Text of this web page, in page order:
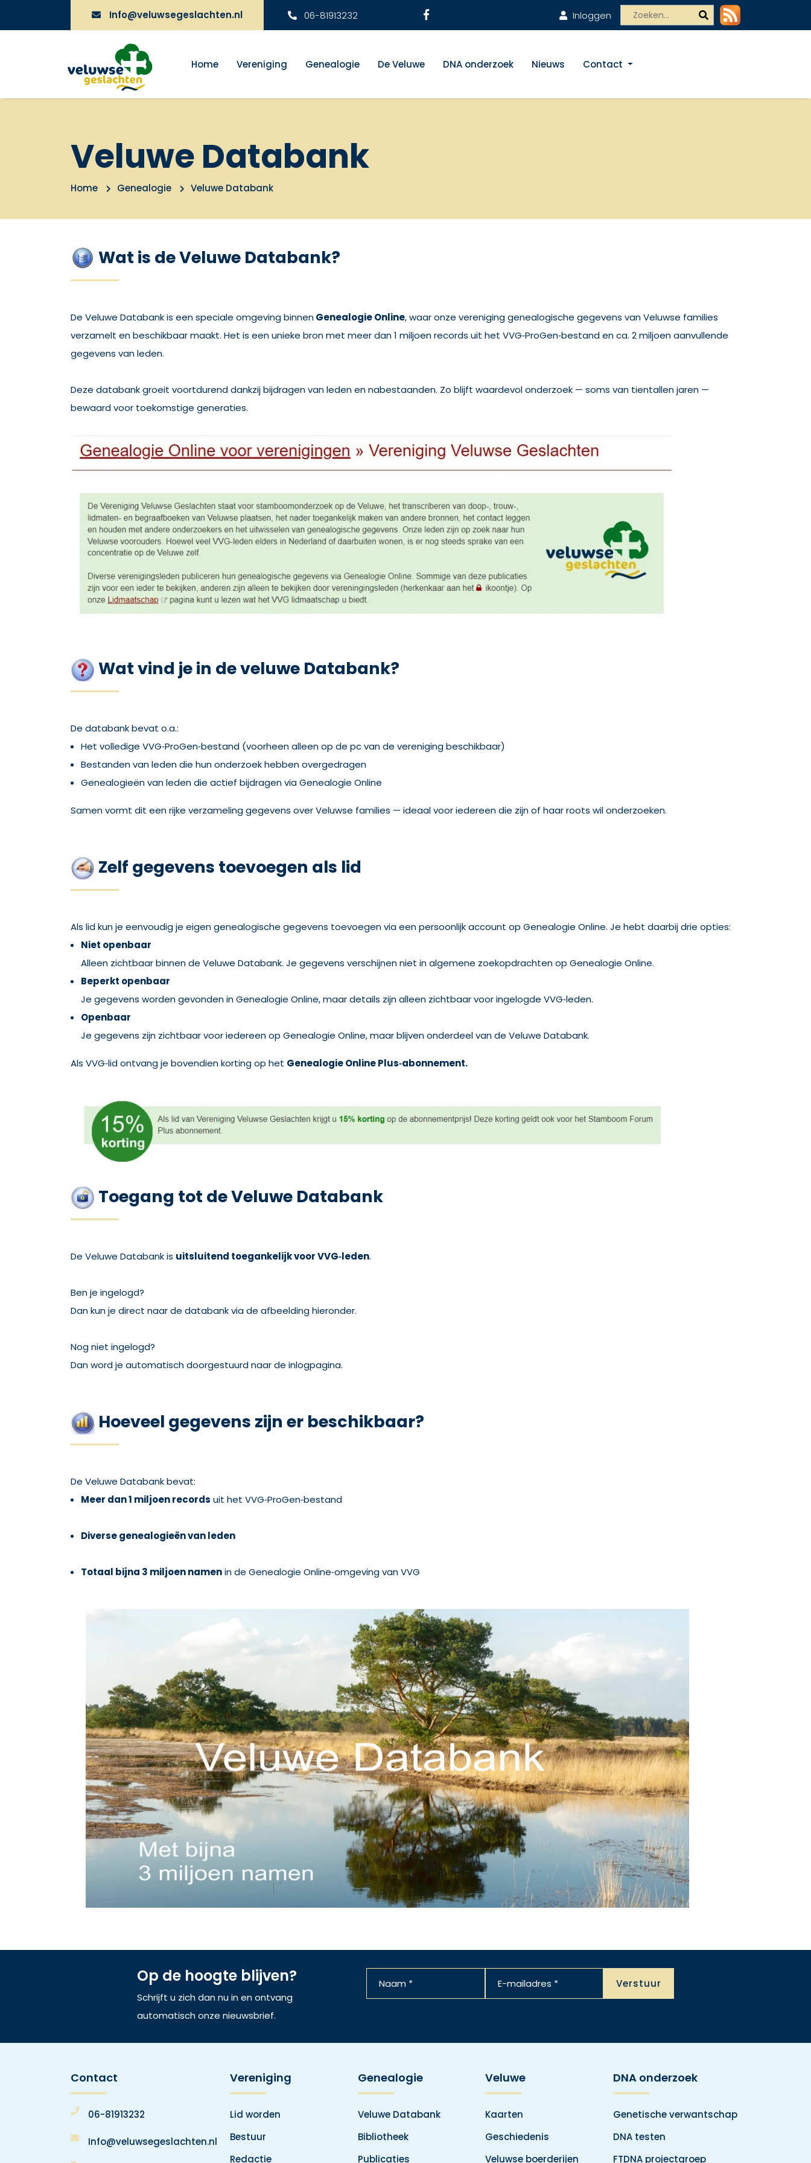
Info@veluwsegeslachten.nl 06-81913232 Inloggen
Home Vereniging Genealogie De Veluwe DNA onderzoek Nieuws Contact
Veluwe Databank
Home Genealogie Veluwe Databank
Wat is de Veluwe Databank?
De Veluwe Databank is een speciale omgeving binnenGenealogie Online, waar onze vereniging genealogische gegevens van Veluwse families
verzamelt en beschikbaar maakt. Het is een unieke bron met meer dan 1 miljoen records uit het VVG‑ProGen‑bestand en ca. 2 miljoen aanvullende
gegevens van leden.
Deze databank groeit voortdurend dankzij bijdragen van leden en nabestaanden. Zo blijft waardevol onderzoek — soms van tientallen jaren —
bewaard voor toekomstige generaties.
Wat vind je in de veluwe Databank?
De databank bevat o.a.:
Het volledige VVG‑ProGen‑bestand (voorheen alleen op de pc van de vereniging beschikbaar)
Bestanden van leden die hun onderzoek hebben overgedragen
Genealogieën van leden die actief bijdragen via Genealogie Online
Samen vormt dit een rijke verzameling gegevens over Veluwse families — ideaal voor iedereen die zijn of haar roots wil onderzoeken.
Zelf gegevens toevoegen als lid
Als lid kun je eenvoudig je eigen genealogische gegevens toevoegen via een persoonlijk account op Genealogie Online. Je hebt daarbij drie opties:
Niet openbaar
Alleen zichtbaar binnen de Veluwe Databank. Je gegevens verschijnen niet in algemene zoekopdrachten op Genealogie Online.
Beperkt openbaar
Je gegevens worden gevonden in Genealogie Online, maar details zijn alleen zichtbaar voor ingelogde VVG‑leden.
Openbaar
Je gegevens zijn zichtbaar voor iedereen op Genealogie Online, maar blijven onderdeel van de Veluwe Databank.
Als VVG‑lid ontvang je bovendien korting op het Genealogie Online Plus‑abonnement.
Toegang tot de Veluwe Databank
De Veluwe Databank is uitsluitend toegankelijk voor VVG‑leden.
Ben je ingelogd?
Dan kun je direct naar de databank via de afbeelding hieronder.
Nog niet ingelogd?
Dan word je automatisch doorgestuurd naar de inlogpagina.
Hoeveel gegevens zijn er beschikbaar?
De Veluwe Databank bevat:
Meer dan 1 miljoen records uit het VVG‑ProGen‑bestand
Diverse genealogieën van leden
Totaal bijna 3 miljoen namenin de Genealogie Online‑omgeving van VVG
Op de hoogte blijven?
Schrijft u zich dan nu in en ontvang
automatisch onze nieuwsbrief.
Contact
06-81913232
Info@veluwsegeslachten.nl
Vereniging
Lid worden
Bestuur
Redactie
Genealogie
Veluwe Databank
Bibliotheek
Publicaties
Veluwe
Kaarten
Geschiedenis
Veluwse boerderijen
DNA onderzoek
Genetische verwantschap
DNA testen
FTDNA projectgroep